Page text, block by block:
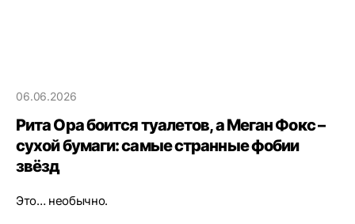
06.06.2026
Рита Ора боится туалетов, а Меган Фокс –
сухой бумаги: самые странные фобии
звёзд
Это… необычно.